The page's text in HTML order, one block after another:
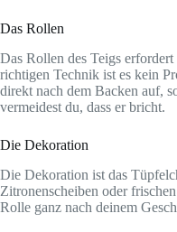
Das Rollen
Das Rollen des Teigs
richtigen Technik ist es kein
direkt nach dem Backen auf,
vermeidest du, dass er bricht.
Die Dekoration
Die Dekoration ist das
Zitronenscheiben oder
Rolle ganz nach deinem